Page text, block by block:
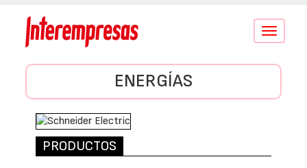
Conmutar
ENERGÍAS
PRODUCTOS